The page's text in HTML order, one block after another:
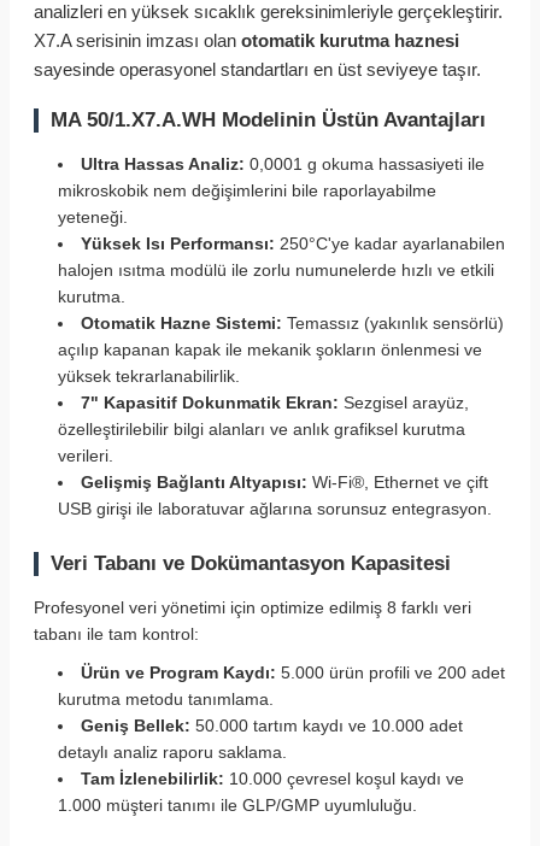
analizleri en yüksek sıcaklık gereksinimleriyle gerçekleştirir.
X7.A serisinin imzası olan otomatik kurutma haznesi
sayesinde operasyonel standartları en üst seviyeye taşır.
MA 50/1.X7.A.WH Modelinin Üstün Avantajları
Ultra Hassas Analiz: 0,0001 g okuma hassasiyeti ile
mikroskobik nem değişimlerini bile raporlayabilme
yeteneği.
Yüksek Isı Performansı: 250°C'ye kadar ayarlanabilen
halojen ısıtma modülü ile zorlu numunelerde hızlı ve etkili
kurutma.
Otomatik Hazne Sistemi: Temassız (yakınlık sensörlü)
açılıp kapanan kapak ile mekanik şokların önlenmesi ve
yüksek tekrarlanabilirlik.
7" Kapasitif Dokunmatik Ekran: Sezgisel arayüz,
özelleştirilebilir bilgi alanları ve anlık grafiksel kurutma
verileri.
Gelişmiş Bağlantı Altyapısı: Wi-Fi®, Ethernet ve çift
USB girişi ile laboratuvar ağlarına sorunsuz entegrasyon.
Veri Tabanı ve Dokümantasyon Kapasitesi
Profesyonel veri yönetimi için optimize edilmiş 8 farklı veri
tabanı ile tam kontrol:
Ürün ve Program Kaydı: 5.000 ürün profili ve 200 adet
kurutma metodu tanımlama.
Geniş Bellek: 50.000 tartım kaydı ve 10.000 adet
detaylı analiz raporu saklama.
Tam İzlenebilirlik: 10.000 çevresel koşul kaydı ve
1.000 müşteri tanımı ile GLP/GMP uyumluluğu.